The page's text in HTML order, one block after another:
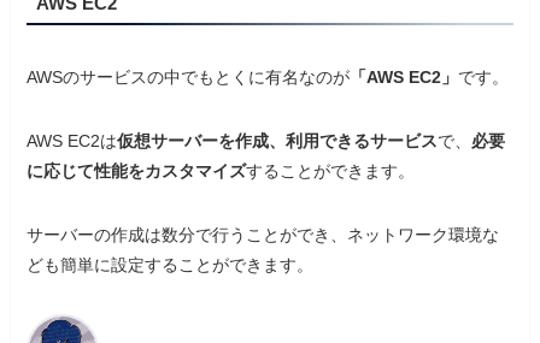
AWSのサービスの中でもとくに有名なのが 「AWS EC2」 です。
AWS EC2は仮想サーバーを作成、利用できるサービスで、 必要
に応じて性能をカスタマイズすることができます。
サーバーの作成は数分で行うことができ、ネットワーク環境な
ども簡単に設定することができます。